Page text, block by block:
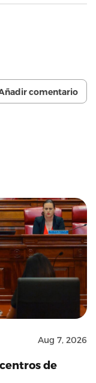
comentario
Aug 7, 2026
de